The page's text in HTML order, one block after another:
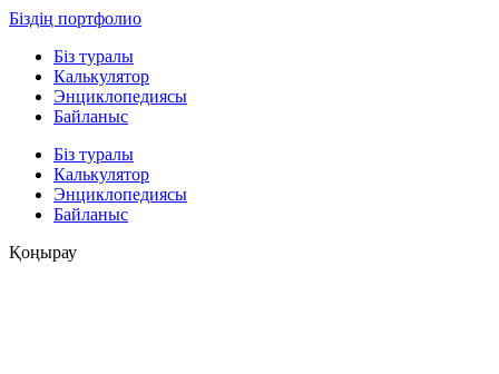
Біздің портфолио
Біз туралы
Калькулятор
Энциклопедиясы
Байланыс
Біз туралы
Калькулятор
Энциклопедиясы
Байланыс
Қоңырау